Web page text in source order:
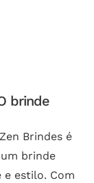
brinde
Brindes é
brinde
estilo. Com